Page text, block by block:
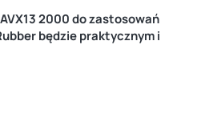
2000 do zastosowań
będzie praktycznym i